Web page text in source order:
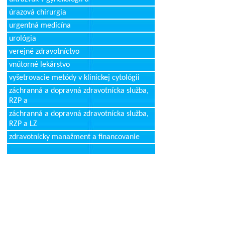
úrazová chirurgia
urgentná medicína
urológia
verejné zdravotníctvo
vnútorné lekárstvo
vyšetrovacie metódy v klinickej cytológii
záchranná a dopravná zdravotnícka služba,
RZP a
záchranná a dopravná zdravotnícka služba,
RZP a LZ
zdravotnícky manažment a financovanie